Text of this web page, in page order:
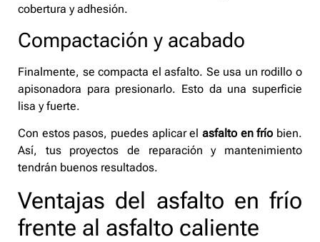
cobertura y adhesión.
Compactación y acabado
Finalmente, se compacta el asfalto. Se usa un rodillo o
apisonadora para presionarlo. Esto da una superficie
lisa y fuerte.
Con estos pasos, puedes aplicar el asfalto en frío bien.
Así, tus proyectos de reparación y mantenimiento
tendrán buenos resultados.
Ventajas del asfalto en frío
frente al asfalto caliente